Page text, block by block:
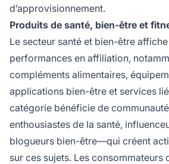
d’approvisionnement.
Produits de santé, bien-être et
Le secteur santé et bien-être affiche
performances en affiliation,
compléments alimentaires,
applications bien-être et services
catégorie bénéficie de
enthousiastes de la santé,
blogueurs bien-être—qui créent
sur ces sujets. Les consommateurs